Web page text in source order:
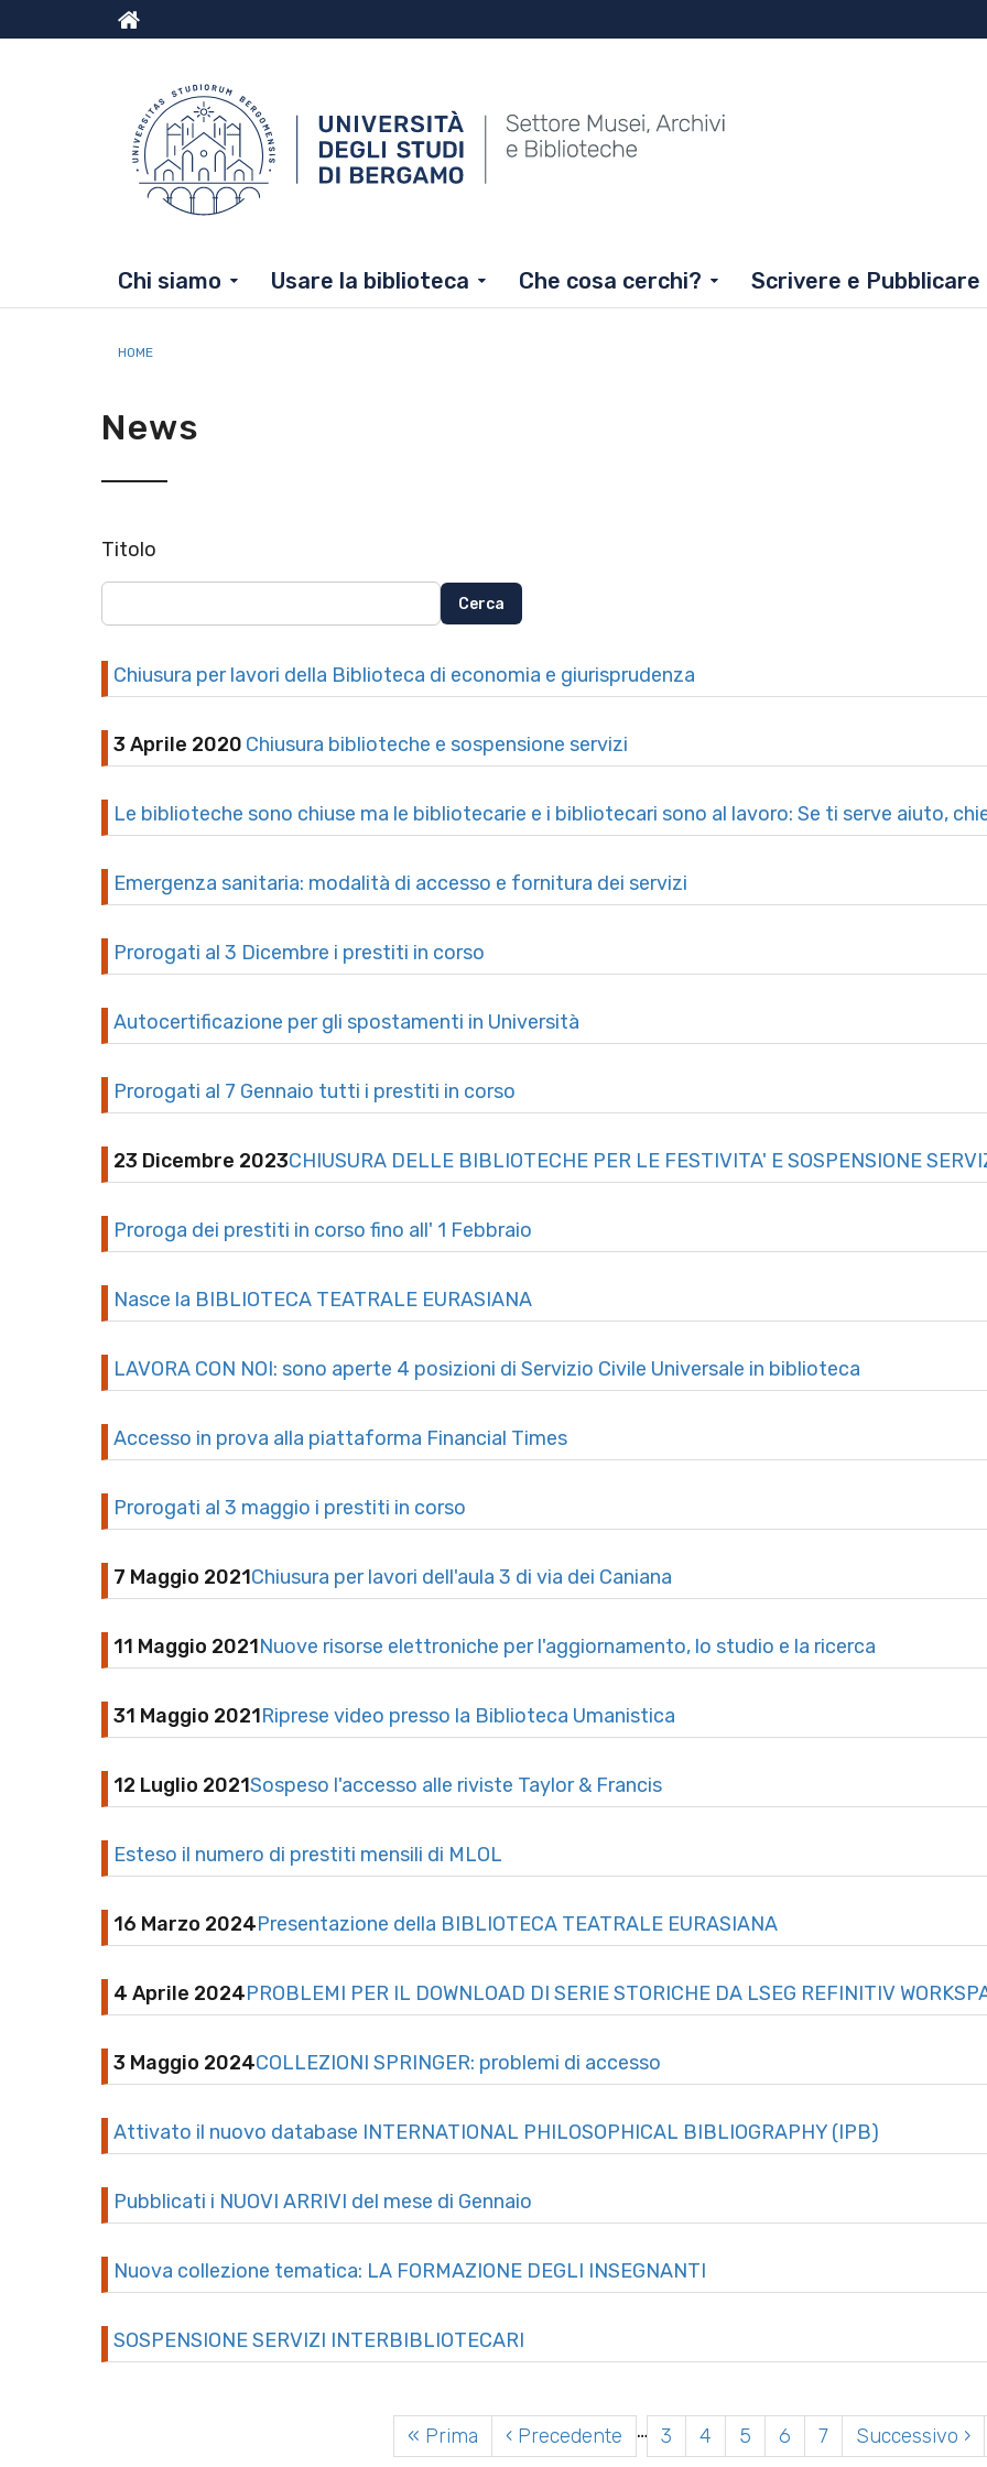
Salta al contenuto principale
Skip to footer content
Menu
top
Chi siamo Usare la biblioteca Che cosa cerchi? Scrivere e Pubblicare
Briciole di pane
HOME
News
Titolo
Chiusura per lavori della Biblioteca di economia e giurisprudenza
3 Aprile 2020 Chiusura biblioteche e sospensione servizi
Le biblioteche sono chiuse ma le bibliotecarie e i bibliotecari sono al lavoro: Se ti serve aiuto,
Emergenza sanitaria: modalità di accesso e fornitura dei servizi
Prorogati al 3 Dicembre i prestiti in corso
Autocertificazione per gli spostamenti in Università
Prorogati al 7 Gennaio tutti i prestiti in corso
23 Dicembre 2023CHIUSURA DELLE BIBLIOTECHE PER LE FESTIVITA' E SOSPENSIONE
Proroga dei prestiti in corso fino all' 1 Febbraio
Nasce la BIBLIOTECA TEATRALE EURASIANA
LAVORA CON NOI: sono aperte 4 posizioni di Servizio Civile Universale in biblioteca
Accesso in prova alla piattaforma Financial Times
Prorogati al 3 maggio i prestiti in corso
7 Maggio 2021Chiusura per lavori dell'aula 3 di via dei Caniana
11 Maggio 2021Nuove risorse elettroniche per l'aggiornamento, lo studio e la ricerca
31 Maggio 2021Riprese video presso la Biblioteca Umanistica
12 Luglio 2021Sospeso l'accesso alle riviste Taylor & Francis
Esteso il numero di prestiti mensili di MLOL
16 Marzo 2024Presentazione della BIBLIOTECA TEATRALE EURASIANA
4 Aprile 2024PROBLEMI PER IL DOWNLOAD DI SERIE STORICHE DA LSEG REFINITIV
3 Maggio 2024COLLEZIONI SPRINGER: problemi di accesso
Attivato il nuovo database INTERNATIONAL PHILOSOPHICAL BIBLIOGRAPHY (IPB)
Pubblicati i NUOVI ARRIVI del mese di Gennaio
Nuova collezione tematica: LA FORMAZIONE DEGLI INSEGNANTI
SOSPENSIONE SERVIZI INTERBIBLIOTECARI
Paginazione
Prima pagina
« Prima
Pagina precedente
‹ Precedente
…
Page
3
Page
4
Pagina attuale
5
Page
6
Page
7
Pagina
Successivo ›